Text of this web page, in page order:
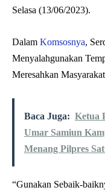
Selasa (13/06/2023).
Dalam Komsosnya,
Menyalahgunakan
Meresahkan
Baca Juga: Ketua
Umar Samiun
Menang Pilpres
“Gunakan Sebaik-